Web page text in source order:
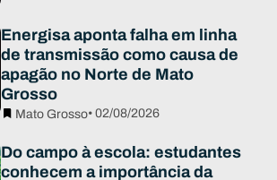
Energisa aponta falha em linha
de transmissão como causa de
apagão no Norte de Mato
Grosso
Mato Grosso• 02/08/2026
Do campo à escola: estudantes
conhecem a importância da